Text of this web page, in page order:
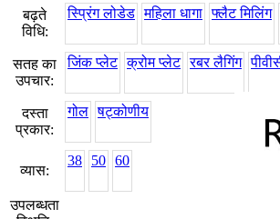
बढ़ते
विधि:
स्प्रिंग लोडेड महिला धागा फ्लैट मिलिंग
सतह का
उपचार:
जिंक प्लेट क्रोम प्लेट रबर लैगिंग
दस्ता
प्रकार:
गोल षट्कोणीय
व्यास:
38 50 60
उपलब्धता